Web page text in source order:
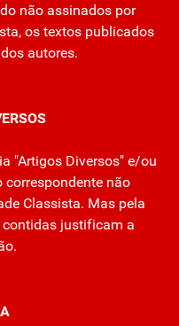
não assinados por
os textos publicados
autores.
"Artigos Diversos" e/ou
não
Classista. Mas pela
justificam a